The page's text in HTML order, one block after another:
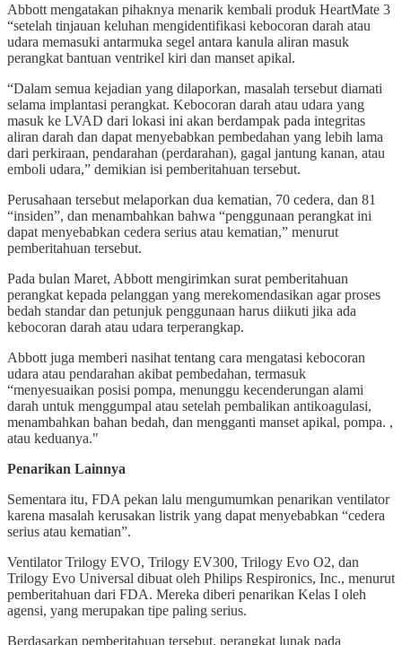
Abbott mengatakan pihaknya menarik kembali produk HeartMate 3
“setelah tinjauan keluhan mengidentifikasi kebocoran darah atau
udara memasuki antarmuka segel antara kanula aliran masuk
perangkat bantuan ventrikel kiri dan manset apikal.
“Dalam semua kejadian yang dilaporkan, masalah tersebut diamati
selama implantasi perangkat. Kebocoran darah atau udara yang
masuk ke LVAD dari lokasi ini akan berdampak pada integritas
aliran darah dan dapat menyebabkan pembedahan yang lebih lama
dari perkiraan, pendarahan (perdarahan), gagal jantung kanan, atau
emboli udara,” demikian isi pemberitahuan tersebut.
Perusahaan tersebut melaporkan dua kematian, 70 cedera, dan 81
“insiden”, dan menambahkan bahwa “penggunaan perangkat ini
dapat menyebabkan cedera serius atau kematian,” menurut
pemberitahuan tersebut.
Pada bulan Maret, Abbott mengirimkan surat pemberitahuan
perangkat kepada pelanggan yang merekomendasikan agar proses
bedah standar dan petunjuk penggunaan harus diikuti jika ada
kebocoran darah atau udara terperangkap.
Abbott juga memberi nasihat tentang cara mengatasi kebocoran
udara atau pendarahan akibat pembedahan, termasuk
“menyesuaikan posisi pompa, menunggu kecenderungan alami
darah untuk menggumpal atau setelah pembalikan antikoagulasi,
menambahkan bahan bedah, dan mengganti manset apikal, pompa. ,
atau keduanya."
Penarikan Lainnya
Sementara itu, FDA pekan lalu mengumumkan penarikan ventilator
karena masalah kerusakan listrik yang dapat menyebabkan “cedera
serius atau kematian”.
Ventilator Trilogy EVO, Trilogy EV300, Trilogy Evo O2, dan
Trilogy Evo Universal dibuat oleh Philips Respironics, Inc., menurut
pemberitahuan dari FDA. Mereka diberi penarikan Kelas I oleh
agensi, yang merupakan tipe paling serius.
Berdasarkan pemberitahuan tersebut, perangkat lunak pada